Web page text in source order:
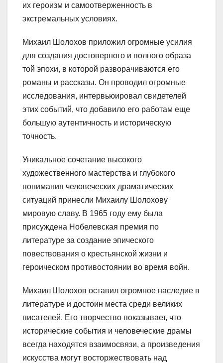
их героизм и самоотверженность в
экстремальных условиях.
Михаил Шолохов приложил огромные усилия
для создания достоверного и полного образа
той эпохи, в которой разворачиваются его
романы и рассказы. Он проводил огромные
исследования, интервьюировал свидетелей
этих событий, что добавило его работам еще
большую аутентичность и историческую
точность.
Уникальное сочетание высокого
художественного мастерства и глубокого
понимания человеческих драматических
ситуаций принесли Михаилу Шолохову
мировую славу. В 1965 году ему была
присуждена Нобелевская премия по
литературе за создание эпического
повествования о крестьянской жизни и
героическом противостоянии во время войн.
Михаил Шолохов оставил огромное наследие в
литературе и достоин места среди великих
писателей. Его творчество показывает, что
исторические события и человеческие драмы
всегда находятся взаимосвязи, а произведения
искусства могут восторжествовать над